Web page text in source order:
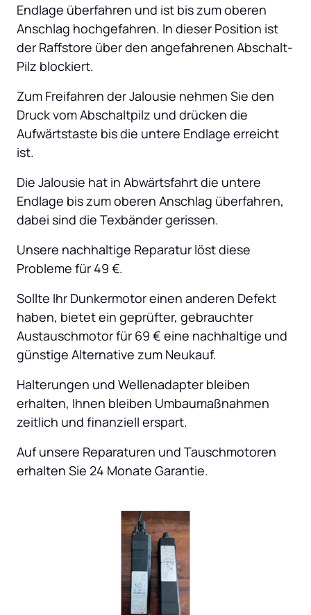
Endlage überfahren und ist bis zum oberen
Anschlag hochgefahren. In dieser Position ist
der Raffstore über den angefahrenen Abschalt-
Pilz blockiert.
Zum Freifahren der Jalousie nehmen Sie den
Druck vom Abschaltpilz und drücken die
Aufwärtstaste bis die untere Endlage erreicht
ist.
Die Jalousie hat in Abwärtsfahrt die untere
Endlage bis zum oberen Anschlag überfahren,
dabei sind die Texbänder gerissen.
Unsere nachhaltige Reparatur löst diese
Probleme für 49 €.
Sollte Ihr Dunkermotor einen anderen Defekt
haben, bietet ein geprüfter, gebrauchter
Austauschmotor für 69 € eine nachhaltige und
günstige Alternative zum Neukauf.
Halterungen und Wellenadapter bleiben
erhalten, Ihnen bleiben Umbaumaßnahmen
zeitlich und finanziell erspart.
Auf unsere Reparaturen und Tauschmotoren
erhalten Sie 24 Monate Garantie.